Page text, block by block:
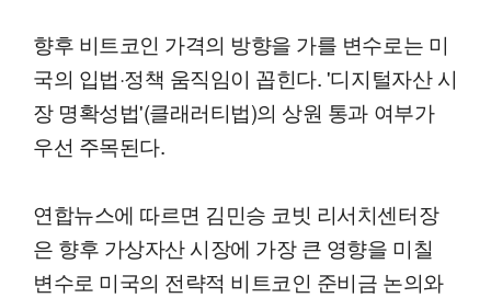
향후 비트코인 가격의 방향을 가를 변수로는 미
국의 입법·정책 움직임이 꼽힌다. '디지털자산 시
장 명확성법'(클래러티법)의 상원 통과 여부가
우선 주목된다.
연합뉴스에 따르면 김민승 코빗 리서치센터장
은 향후 가상자산 시장에 가장 큰 영향을 미칠
변수로 미국의 전략적 비트코인 준비금 논의와